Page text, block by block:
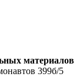
материалов
399б/5